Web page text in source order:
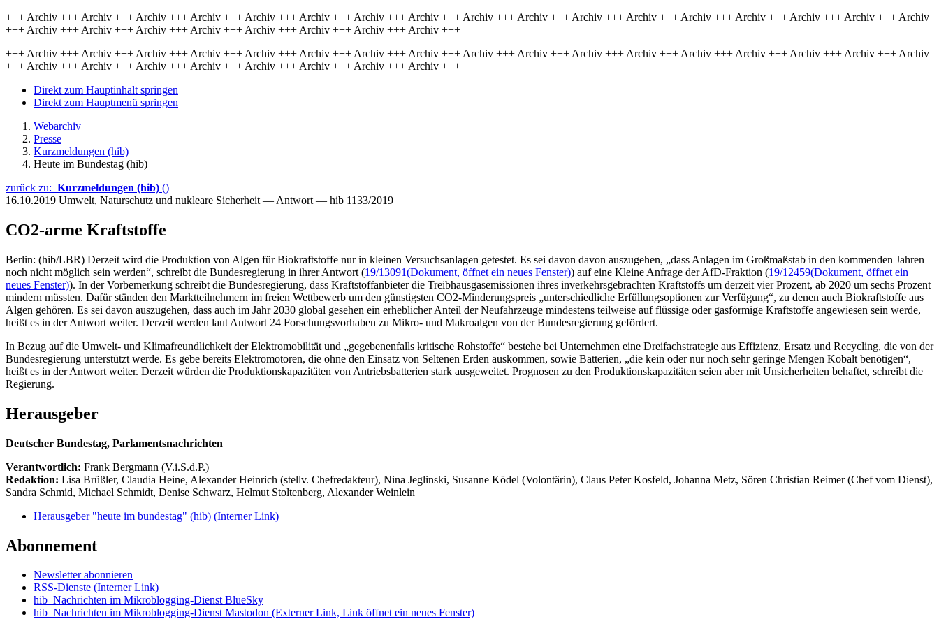
+++ Archiv +++ Archiv +++ Archiv +++ Archiv +++ Archiv +++ Archiv +++ Archiv +++ Archiv +++ Archiv +++ Archiv +++ Archiv +++ Archiv +++ Archiv +++ Archiv +++ Archiv +++ Archiv +++ Archiv
+++ Archiv +++ Archiv +++ Archiv +++ Archiv +++ Archiv +++ Archiv +++ Archiv +++ Archiv +++
+++ Archiv +++ Archiv +++ Archiv +++ Archiv +++ Archiv +++ Archiv +++ Archiv +++ Archiv +++ Archiv +++ Archiv +++ Archiv +++ Archiv +++ Archiv +++ Archiv +++ Archiv +++ Archiv +++ Archiv
+++ Archiv +++ Archiv +++ Archiv +++ Archiv +++ Archiv +++ Archiv +++ Archiv +++ Archiv +++
Direkt zum Hauptinhalt springen
Direkt zum Hauptmenü springen
Webarchiv
Presse
Kurzmeldungen (hib)
Heute im Bundestag (hib)
zurück zu: Kurzmeldungen (hib) ()
16.10.2019 Umwelt, Naturschutz und nukleare Sicherheit — Antwort — hib 1133/2019
CO2-arme Kraftstoffe
Berlin: (hib/LBR) Derzeit wird die Produktion von Algen für Biokraftstoffe nur in kleinen Versuchsanlagen getestet. Es sei davon davon auszugehen, „dass Anlagen im Großmaßstab in den kommenden Jahren
noch nicht möglich sein werden“, schreibt die Bundesregierung in ihrer Antwort (19/13091(Dokument, öffnet ein neues Fenster)) auf eine Kleine Anfrage der AfD-Fraktion (19/12459(Dokument, öffnet ein
neues Fenster)). In der Vorbemerkung schreibt die Bundesregierung, dass Kraftstoffanbieter die Treibhausgasemissionen ihres inverkehrsgebrachten Kraftstoffs um derzeit vier Prozent, ab 2020 um sechs Prozent
mindern müssten. Dafür ständen den Marktteilnehmern im freien Wettbewerb um den günstigsten CO2-Minderungspreis „unterschiedliche Erfüllungsoptionen zur Verfügung“, zu denen auch Biokraftstoffe aus
Algen gehören. Es sei davon auszugehen, dass auch im Jahr 2030 global gesehen ein erheblicher Anteil der Neufahrzeuge mindestens teilweise auf flüssige oder gasförmige Kraftstoffe angewiesen sein werde,
heißt es in der Antwort weiter. Derzeit werden laut Antwort 24 Forschungsvorhaben zu Mikro- und Makroalgen von der Bundesregierung gefördert.
In Bezug auf die Umwelt- und Klimafreundlichkeit der Elektromobilität und „gegebenenfalls kritische Rohstoffe“ bestehe bei Unternehmen eine Dreifachstrategie aus Effizienz, Ersatz und Recycling, die von der
Bundesregierung unterstützt werde. Es gebe bereits Elektromotoren, die ohne den Einsatz von Seltenen Erden auskommen, sowie Batterien, „die kein oder nur noch sehr geringe Mengen Kobalt benötigen“,
heißt es in der Antwort weiter. Derzeit würden die Produktionskapazitäten von Antriebsbatterien stark ausgeweitet. Prognosen zu den Produktionskapazitäten seien aber mit Unsicherheiten behaftet, schreibt die
Regierung.
Herausgeber
Deutscher Bundestag, Parlamentsnachrichten
Verantwortlich: Frank Bergmann (V.i.S.d.P.)
Redaktion: Lisa Brüßler, Claudia Heine, Alexander Heinrich (stellv. Chefredakteur), Nina Jeglinski, Susanne Ködel (Volontärin), Claus Peter Kosfeld, Johanna Metz, Sören Christian Reimer (Chef vom Dienst),
Sandra Schmid, Michael Schmidt, Denise Schwarz, Helmut Stoltenberg, Alexander Weinlein
Herausgeber "heute im bundestag" (hib) (Interner Link)
Abonnement
Newsletter abonnieren
RSS-Dienste (Interner Link)
hib_Nachrichten im Mikroblogging-Dienst BlueSky
hib_Nachrichten im Mikroblogging-Dienst Mastodon (Externer Link, Link öffnet ein neues Fenster)